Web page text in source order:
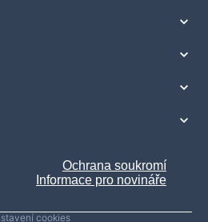
Ochrana soukromí
Informace pro novináře
cookies